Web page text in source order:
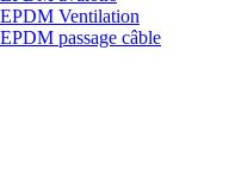
Ventilation
passage câble